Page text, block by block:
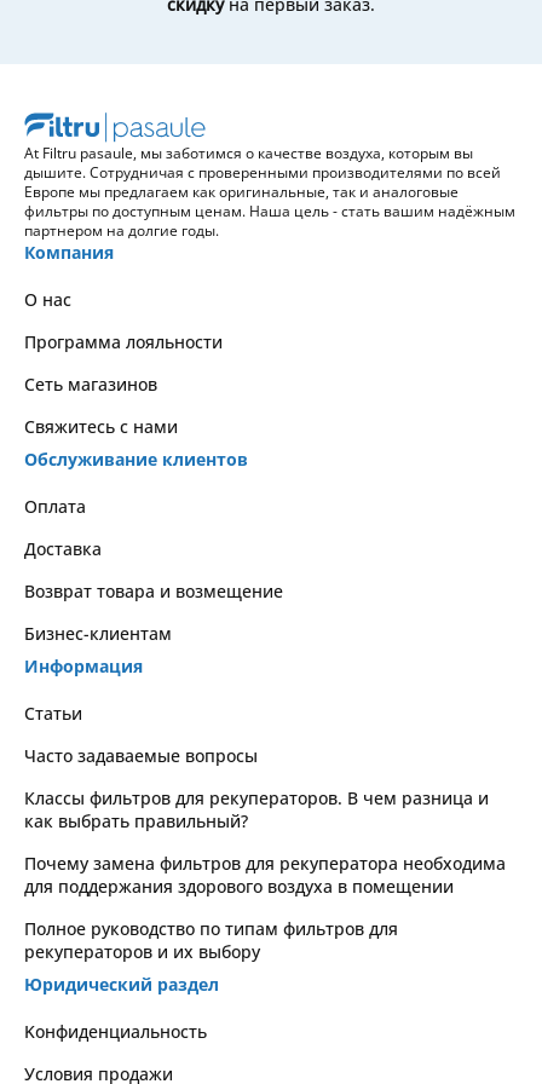
эффективности.
At Filtru pasaule, мы заботимся о качестве воздуха, которым вы
дышите. Сотрудничая с проверенными производителями по всей
Европе мы предлагаем как оригинальные, так и аналоговые
фильтры по доступным ценам. Наша цель - стать вашим надёжным
партнером на долгие годы.
Компания
О нас
Программа лояльности
Сеть магазинов
Свяжитесь с нами
Обслуживание клиентов
Оплата
Доставка
Возврат товара и возмещение
Бизнес-клиентам
Информация
Статьи
Часто задаваемые вопросы
Классы фильтров для рекуператоров. В чем разница и
как выбрать правильный?
Почему замена фильтров для рекуператора необходима
для поддержания здорового воздуха в помещении
Полное руководство по типам фильтров для
рекуператоров и их выбору
Юридический раздел
Kонфиденциальность
Условия продажи